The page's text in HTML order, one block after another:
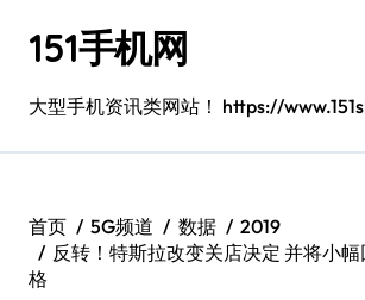
151手机网
大型手机资讯类网站！ https://
首页 5G频道 数据
2019
反转！特斯拉改变关店决定 并将小
格